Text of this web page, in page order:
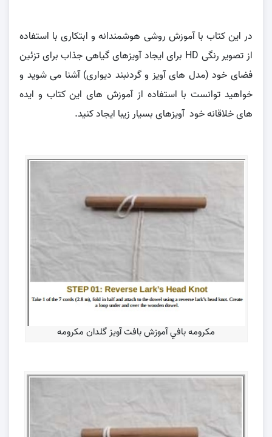
در این کتاب با آموزش روشی هوشمندانه و ابتکاری با استفاده
از تصویر رنگی HD برای ایجاد آویزهای گیاهی جذاب برای تزئین
فضای خود (مدل های آویز و گردنبند دیواری) آشنا می شوید و
خواهید توانست با استفاده از آموزش های این کتاب و ایده
های خلاقانه خود آویزهای بسیار زیبا ایجاد کنید.
مكرومه بافي آموزش بافت آویز گلدان مکرومه